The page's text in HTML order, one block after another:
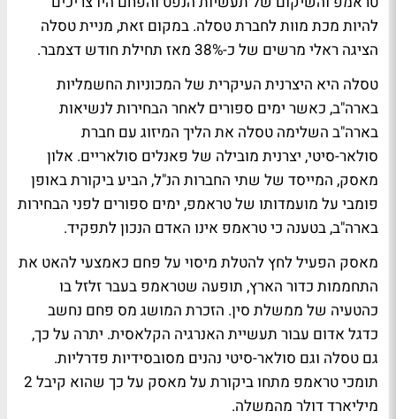
להיות מכת מוות לחברת טסלה. במקום זאת, מניית טסלה
הציגה ראלי מרשים של כ-38% מאז תחילת חודש דצמבר.
טסלה היא היצרנית העיקרית של המכוניות החשמליות
בארה"ב, כאשר ימים ספורים לאחר הבחירות לנשיאות
בארה"ב השלימה טסלה את הליך המיזוג עם חברת
סולאר-סיטי, יצרנית מובילה של פאנלים סולאריים. אלון
מאסק, המייסד של שתי החברות הנ"ל, הביע ביקורת באופן
פומבי על מועמדותו של טראמפ, ימים ספורים לפני הבחירות
בארה"ב, בטענה כי טראמפ אינו האדם הנכון לתפקיד.
מאסק הפעיל לחץ להטלת מיסוי על פחם כאמצעי להאט את
התחממות כדור הארץ, תופעה שטראמפ בעבר זלזל בו
כהטעיה של ממשלת סין. הזכרת המושג מס פחם נחשב
כדגל אדום עבור תעשיית האנרגיה הקלאסית. יתרה על כך,
גם טסלה וגם סולאר-סיטי נהנים מסובסידיות פדרליות.
תומכי טראמפ מתחו ביקורת על מאסק על כך שהוא קיבל 2
מיליארד דולר מהמשלה.